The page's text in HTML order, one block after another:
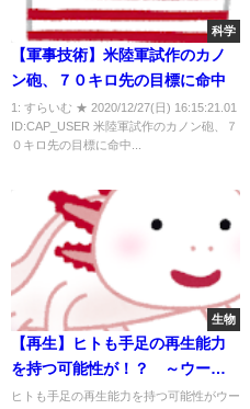
科学
【軍事技術】米陸軍試作のカノ
ン砲、７０キロ先の目標に命中
1: すらいむ ★ 2020/12/27(日) 16:15:21.01
ID:CAP_USER 米陸軍試作のカノン砲、７
０キロ先の目標に命中...
生物
【再生】ヒトも手足の再生能力
を持つ可能性が！？ ～ウーパ
ールーパーから見つかる～
ヒトも手足の再生能力を持つ可能性がウー